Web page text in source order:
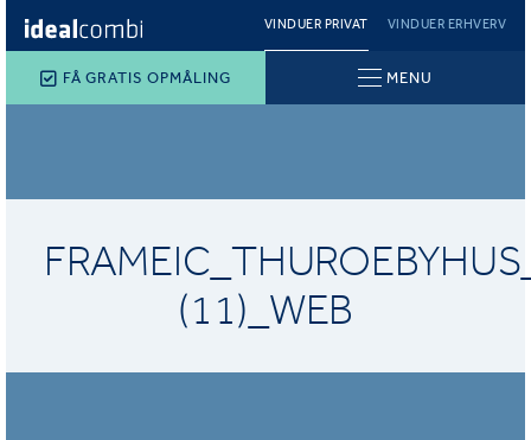
VINDUER PRIVAT VINDUER ERHVERV
FÅ GRATIS OPMÅLING MENU
(11)_WEB